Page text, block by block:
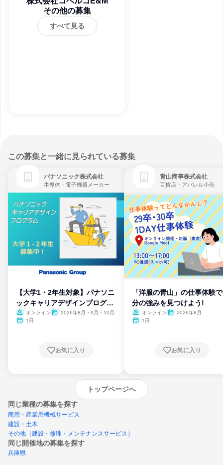
その他の募集
すべて見る
この募集と一緒に見られている募集
パナソニック株式会社
半導体・電子機器メーカー
【大学1・2年生対象】パナソニ
ックキャリアデザインプログラ
ム
オンライン
2026年8月・9月・10月
1日
お気に入り
青山商事株式会社
百貨店・アパレル小売
「洋服の青山」の仕事体験
分の強みを見つけよう!
オンライン
2026年8月
1日
お気に入り
トップページへ
同じ業種の募集を探す
商用・産業用機械サービス
建設・土木
その他（建設・修理・メンテナンスサービス）
同じ開催地の募集を探す
兵庫県